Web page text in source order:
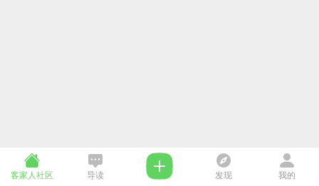
客家人社区 导读 发现 我的